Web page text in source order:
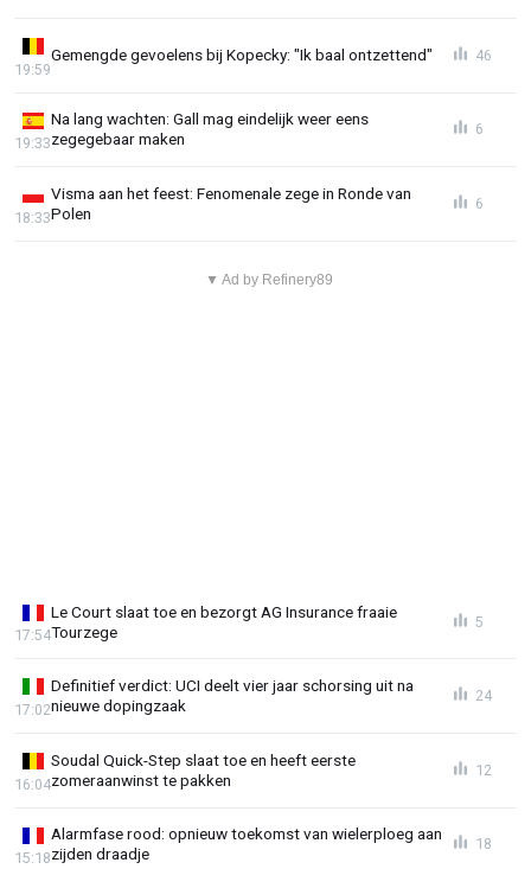
Gemengde gevoelens bij Kopecky: "Ik baal ontzettend"
19:59
46
Na lang wachten: Gall mag eindelijk weer eens
zegegebaar maken
19:33
6
Visma aan het feest: Fenomenale zege in Ronde van
Polen
18:33
6
▼ Ad by Refinery89
Le Court slaat toe en bezorgt AG Insurance fraaie
Tourzege
17:54
5
Definitief verdict: UCI deelt vier jaar schorsing uit na
nieuwe dopingzaak
17:02
24
Soudal Quick-Step slaat toe en heeft eerste
zomeraanwinst te pakken
16:04
12
Alarmfase rood: opnieuw toekomst van wielerploeg aan
zijden draadje
15:18
18